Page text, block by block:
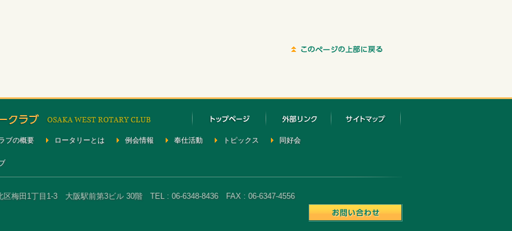
ブの概要 ロータリーとは 例会情報 奉仕活動 トピックス 同好会
区梅田1丁目1-3 大阪駅前第3ビル 30階 TEL : 06-6348-8436 FAX : 06-6347-4556